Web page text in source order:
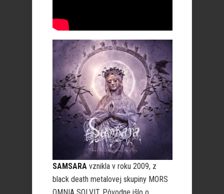
SAMSARA vznikla v roku 2009, z
black death metalovej skupiny MORS